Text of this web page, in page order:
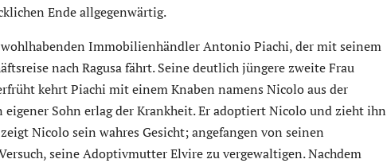
Ende allgegenwärtig.
Immobilienhändler Antonio Piachi, der mit seinem
nach Ragusa fährt. Seine deutlich jüngere zweite Frau
kehrt Piachi mit einem Knaben namens Nicolo aus der
Sohn erlag der Krankheit. Er adoptiert Nicolo und zieht ihn
Nicolo sein wahres Gesicht; angefangen von seinen
seine Adoptivmutter Elvire zu vergewaltigen. Nachdem